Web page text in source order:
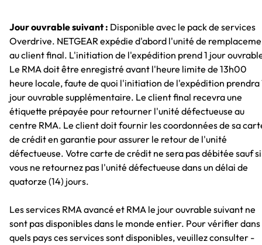
Jour ouvrable suivant : Disponible avec le pack de services
Overdrive. NETGEAR expédie d'abord l'unité de
au client final. L'initiation de l'expédition prend 1 jour
Le RMA doit être enregistré avant l'heure limite de 13h00
heure locale, faute de quoi l'initiation de l'expédition prendra
jour ouvrable supplémentaire. Le client final recevra une
étiquette prépayée pour retourner l'unité défectueuse au
centre RMA. Le client doit fournir les coordonnées de sa
de crédit en garantie pour assurer le retour de l'unité
défectueuse. Votre carte de crédit ne sera pas débitée sauf si
vous ne retournez pas l'unité défectueuse dans un délai de
quatorze (14) jours.
Les services RMA avancé et RMA le jour ouvrable suivant ne
sont pas disponibles dans le monde entier. Pour vérifier dans
quels pays ces services sont disponibles, veuillez consulter -